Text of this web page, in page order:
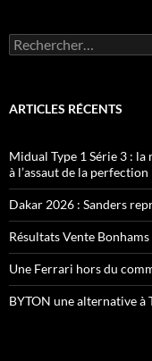
Rechercher :
ARTICLES RÉCENTS
Midual Type 1 Série 3 :
à l’assaut de la perfection
Dakar 2026 : Sanders
Résultats Vente
Une Ferrari hors du
BYTON une alternative à